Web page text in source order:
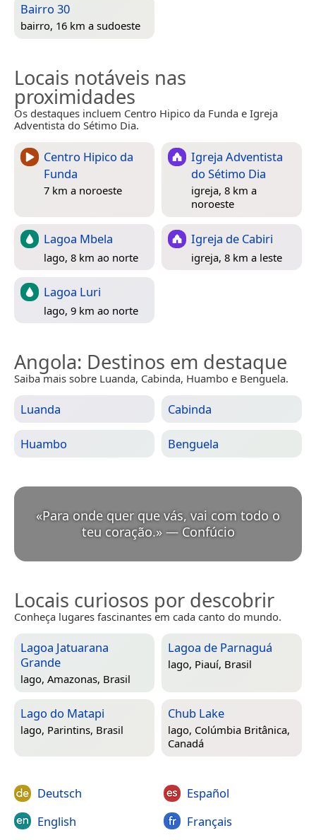
Bairro 30
bairro, 16 km a sudoeste
Locais notáveis nas
proximidades
Os destaques incluem Centro Hipico da Funda e Igreja
Adventista do Sétimo Dia.
Centro Hipico da
Funda
7 km a noroeste
Igreja Adventista
do Sétimo Dia
igreja, 8 km a
noroeste
Lagoa Mbela
lago, 8 km ao norte
Igreja de Cabiri
igreja, 8 km a leste
Lagoa Luri
lago, 9 km ao norte
Angola: Destinos em destaque
Saiba mais sobre Luanda, Cabinda, Huambo e Benguela.
Luanda Cabinda
Huambo Benguela
«Para onde quer que vás, vai com todo o
teu coração.» — Confúcio
Locais curiosos por descobrir
Conheça lugares fascinantes em cada canto do mundo.
Lagoa Jatuarana
Grande
lago, Amazonas, Brasil
Lagoa de Parnaguá
lago, Piauí, Brasil
Lago do Matapi
lago, Parintins, Brasil
Chub Lake
lago, Colúmbia Britânica,
Canadá
Deutsch
English
Español
Français